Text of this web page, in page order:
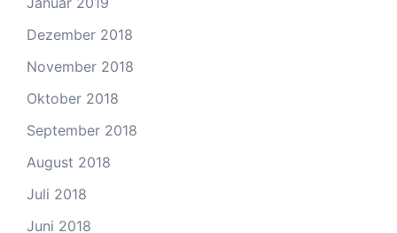
Dezember 2018
November 2018
Oktober 2018
September 2018
August 2018
Juli 2018
Juni 2018